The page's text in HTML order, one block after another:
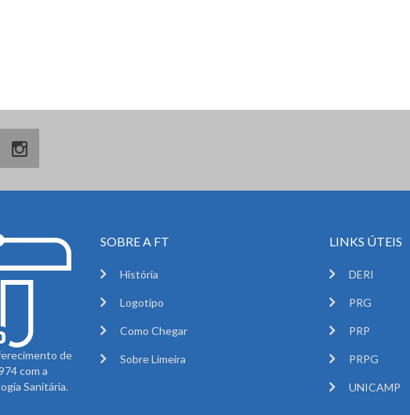
de
com a
Sanitária.
SOBRE A FT
História
Logotipo
Como Chegar
Sobre Limeira
LINKS ÚTEIS
DERI
PRG
PRP
PRPG
UNICAMP